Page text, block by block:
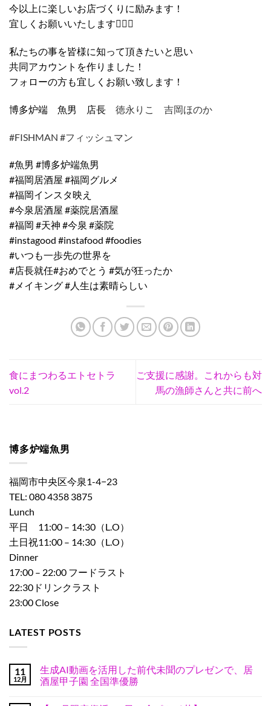
今以上に楽しいお店づくりに励みます！
宜しくお願いいたします🙇🏼‍♀️
私たちの事を皆様に知って頂きたいと思い
共同アカウントを作りました！
フォローの方も宜しくお願い致します！
博多炉端 魚男 店長 徳永りこ 吉岡ほのか
#FISHMAN #フィッシュマン
#魚男 #博多炉端魚男
#福岡居酒屋 #福岡グルメ
#福岡インスタ映え
#今泉居酒屋 #薬院居酒屋
#福岡 #天神 #今泉 #薬院
#instagood #instafood #foodies
#いつも一歩先の世界を
#店長就任#おめでとう #気が狂ったか
#メイキング #人生は素晴らしい
食にまつわるエトセトラ
vol.2
ご支援に感謝。これからも対
馬の漁師さんと共に前へ
博多炉端魚男
福岡市中央区今泉1-4−23
TEL: 080 4358 3875
Lunch
平日 11:00 – 14:30（L.O）
土日祝11:00 – 14:30（L.O）
Dinner
17:00 – 22:00 フードラスト
22:30ドリンクラスト
23:00 Close
LATEST POSTS
11
12月
生成AI動画を活用した前代未聞のプレゼンで、居
酒屋甲子園 全国準優勝